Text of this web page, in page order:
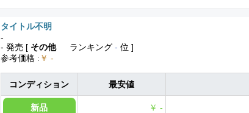
タイトル不明
-
- 発売 [ その他 ランキング - 位 ]
参考価格 : ￥ -
コンディション 最安値
新品 ￥ -